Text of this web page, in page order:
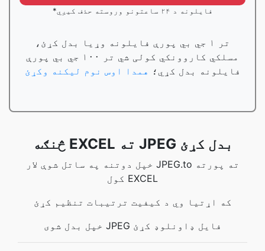
*فایلونه د ۲۴ ساعتونو وروسته حذف کیږي
تر ۱ جي بي پورې فایلونه وړیا بدل کړئ،
مسلکي کاروونکي کولی شي تر ۱۰۰ جي بي پورې
فایلونه بدل کړي؛ همدا اوس نوم لیکنه وکړئ
څنګه EXCEL ته JPEG بدل کړئ
خپل دوتنه په ساتل شوې لار JPEG.to ته پورته
کول EXCEL
که اړتیا وي د کیفیت ترتیبات تنظیم کړئ
خپل بدل شوی JPEG فایل ډاونلوډ کړئ